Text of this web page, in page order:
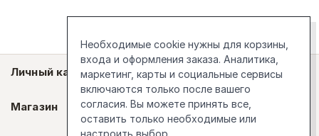
Личный кабинет
Магазин
Необходимые cookie нужны для корзины,
входа и оформления заказа. Аналитика,
маркетинг, карты и социальные сервисы
включаются только после вашего
согласия. Вы можете принять все,
оставить только необходимые или
настроить выбор.